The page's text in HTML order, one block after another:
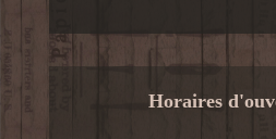
Horaires